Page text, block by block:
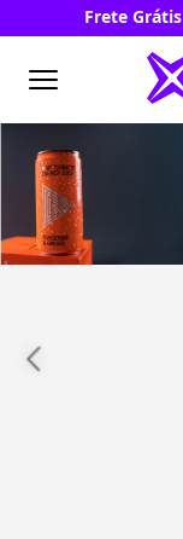
Frete